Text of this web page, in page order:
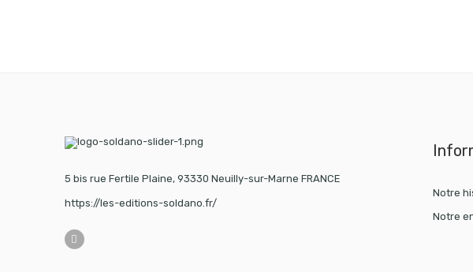
5 bis rue Fertile Plaine, 93330 Neuilly-sur-Marne FRANCE
https://les-editions-soldano.fr/
Notre
Notre